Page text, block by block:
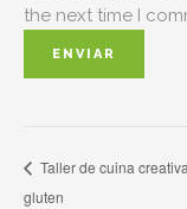
the next time I
Taller de cuina
gluten